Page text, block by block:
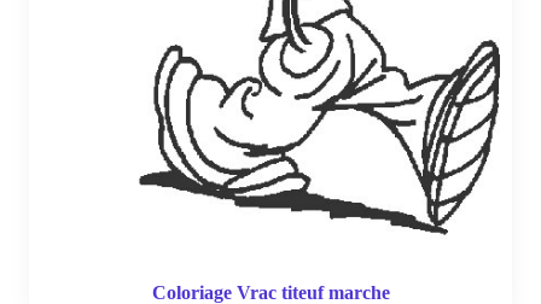
Coloriage Vrac titeuf marche